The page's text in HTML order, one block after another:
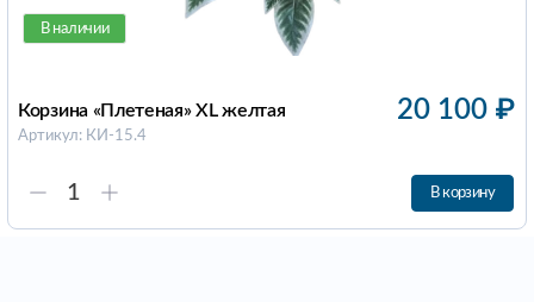
В наличии
Корзина «Плетеная» XL желтая
Артикул: КИ-15.4
20 100 ₽
В корзину